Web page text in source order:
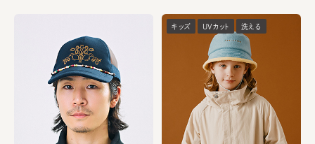
キッズ UVカット 洗える